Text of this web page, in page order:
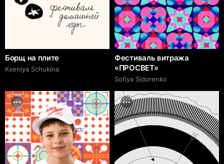
Борщ на плите
Kseniya Schukina
Фестиваль витража
«ПРОСВЕТ»
Sofiya Sidorenko